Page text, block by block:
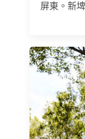
屏東。新